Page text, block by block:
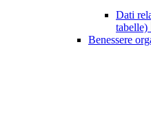
Dati
tabelle)
Benessere